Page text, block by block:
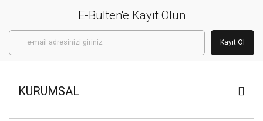
E-Bülten'e Kayıt Olun
Kayıt Ol
KURUMSAL